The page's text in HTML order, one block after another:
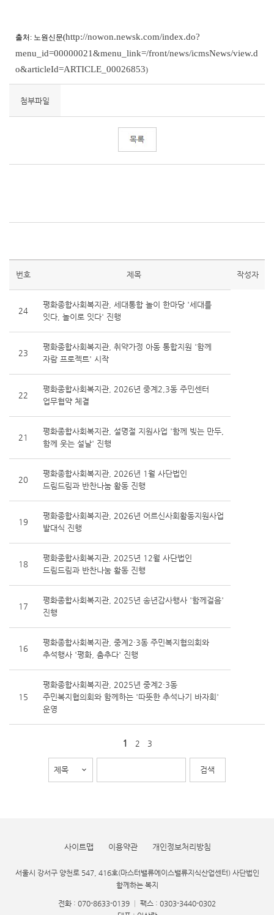
출처: 노원신문(http://nowon.newsk.com/index.do?
menu_id=00000021&menu_link=/front/news/icmsNews/view.d
o&articleId=ARTICLE_00026853)
첨부파일
번호 제목 작성자
24
평화종합사회복지관, 세대통합 놀이 한마당 '세대를
잇다, 놀이로 잇다' 진행
23
평화종합사회복지관, 취약가정 아동 통합지원 '함께
자람 프로젝트' 시작
22
평화종합사회복지관, 2026년 중계2,3동 주민센터
업무협약 체결
21
평화종합사회복지관, 설명절 지원사업 '함께 빚는 만두,
함께 웃는 설날' 진행
20
평화종합사회복지관, 2026년 1월 사단법인
드림드림과 반찬나눔 활동 진행
19
평화종합사회복지관, 2026년 어르신사회활동지원사업
발대식 진행
18
평화종합사회복지관, 2025년 12월 사단법인
드림드림과 반찬나눔 활동 진행
17
평화종합사회복지관, 2025년 송년감사행사 '함께걸음'
진행
16
평화종합사회복지관, 중계2·3동 주민복지협의회와
추석행사 '평화, 춤추다' 진행
15
평화종합사회복지관, 2025년 중계2·3동
주민복지협의회와 함께하는 '따뜻한 추석나기 바자회'
운영
1 2 3
사이트맵 이용약관 개인정보처리방침
서울시 강서구 양천로 547, 416호(마스터밸류에이스밸류지식산업센터) 사단법인
함께하는 복지
전화 : 070-8633-0139
팩스 : 0303-3440-0302